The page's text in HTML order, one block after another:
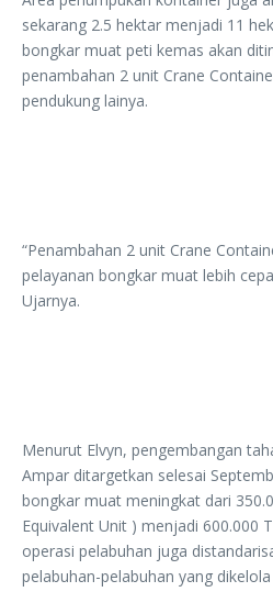
sekarang 2.5 hektar menjadi 11
bongkar muat peti kemas akan
penambahan 2 unit Crane
pendukung lainya.
“Penambahan 2 unit Crane
pelayanan bongkar muat lebih
Ujarnya.
Menurut Elvyn, pengembangan
Ampar ditargetkan selesai
bongkar muat meningkat dari
Equivalent Unit ) menjadi 600.000
operasi pelabuhan juga
pelabuhan-pelabuhan yang